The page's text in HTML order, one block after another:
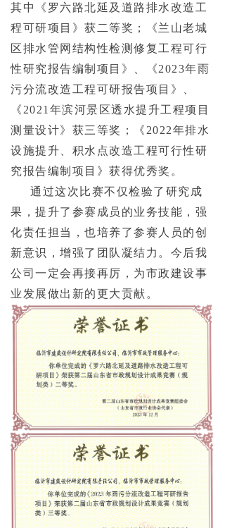
其中《罗六路北延及道路排水改造工
程可研项目》获二等奖；《兰山老城
区排水管网结构性检测修复工程可行
性研究报告编制项目》、《2023年雨
污分流改造工程可研报告项目》、
《2021年滨河景区透水提升工程项目
测量设计》获三等奖；《2022年排水
设施提升、积水点改造工程可行性研
究报告编制项目》获得优秀奖。
通过这次比赛不仅检验了研究成
果，提升了参赛成员的业务技能，强
化责任担当，也培养了参赛人员的创
新意识，增强了团队凝结力。今后我
公司一定会再接再厉，为市政建设事
业发展做出新的更大贡献。